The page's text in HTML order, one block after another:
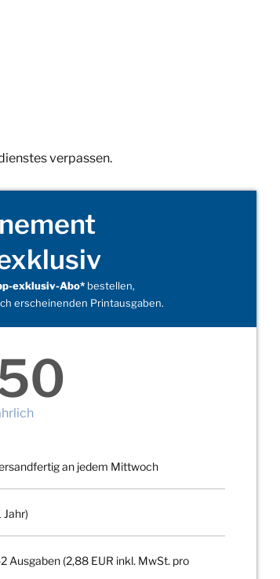
verpassen.
exklusiv-Abo*bestellen,
erscheinenden Printausgaben.
an jedem Mittwoch
Ausgaben (2,88 EUR inkl. MwSt. pro